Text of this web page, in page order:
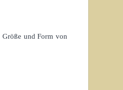
Größe und Form von